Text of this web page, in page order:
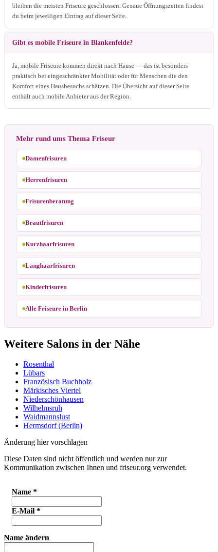
bleiben die meisten Friseure geschlossen. Genaue Öffnungszeiten findest
du beim jeweiligen Eintrag auf dieser Seite.
Gibt es mobile Friseure in Blankenfelde?
Ja, mobile Friseure kommen direkt nach Hause — das ist besonders
praktisch bei eingeschränkter Mobilität oder für Menschen die den
Komfort eines Hausbesuchs schätzen. Die Übersicht auf dieser Seite
enthält auch mobile Anbieter aus der Region.
Mehr rund ums Thema Friseur
Damenfrisuren
Herrenfrisuren
Frisurenberatung
Brautfrisuren
Kurzhaarfrisuren
Langhaarfrisuren
Kinderfrisuren
Alle Friseure in Berlin
Weitere Salons in der Nähe
Rosenthal
Lübars
Französisch Buchholz
Märkisches Viertel
Niederschönhausen
Wilhelmsruh
Waidmannslust
Hermsdorf (Berlin)
Änderung hier vorschlagen
Diese Daten sind nicht öffentlich und werden nur zur
Kommunikation zwischen Ihnen und friseur.org verwendet.
Name *
E-Mail *
Name ändern